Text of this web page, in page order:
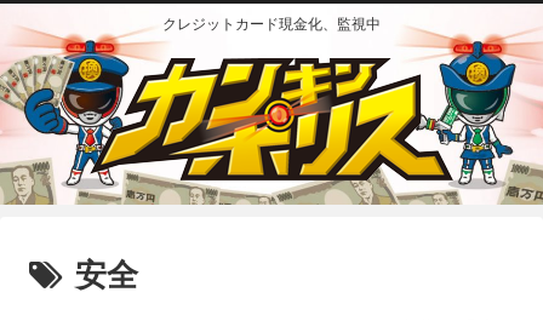
クレジットカード現金化、監視中
安全